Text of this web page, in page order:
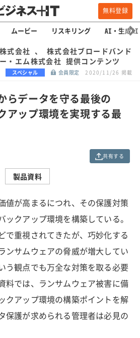
無料登録
ムービー リスキリング AI・生成AI
式会社 、 株式会社ブロードバンド
・エム株式会社 提供コンテンツ
スペシャル 会員限定 2020/11/26 掲載
らデータを守る最後の
アップ環境を実現する最
共有する
製品資料
値が高まるにつれ、その保護対策
ックアップ環境を構築している。
で重視されてきたが、巧妙化する
ンサムウェアの脅威が増大してい
う観点でも万全な対策を取る必要
料では、ランサムウェア被害に備
クアップ環境の構築ポイントを解
保護が求められる管理者は必見の